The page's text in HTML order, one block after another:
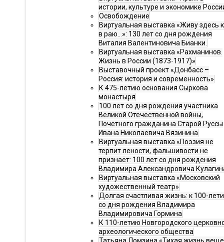
истории, культуре и экономике
Освобождение
Виртуальная выставка «Живу здесь
в раю…»: 130 лет со дня рождения
Виталия Валентиновича Бианки.
Виртуальная выставка «Рахманинов.
Жизнь в России (1873-1917)»
Выставочный проект «Донбасс –
Россия: история и современность»
К 475-летию основания Сыркова
монастыря
100 лет со дня рождения участника
Великой Отечественной войны,
Почётного гражданина Старой Руссы
Ивана Николаевича Вязинина
Виртуальная выставка «Поэзия не
терпит лености, фальшивости не
признаёт: 100 лет со дня рождения
Владимира Александровича
Виртуальная выставка «Московский
художественный театр»
Долгая счастливая жизнь: к 100-
со дня рождения Владимира
Владимировича Гормина
К 110-летию Новгородского
археологического общества